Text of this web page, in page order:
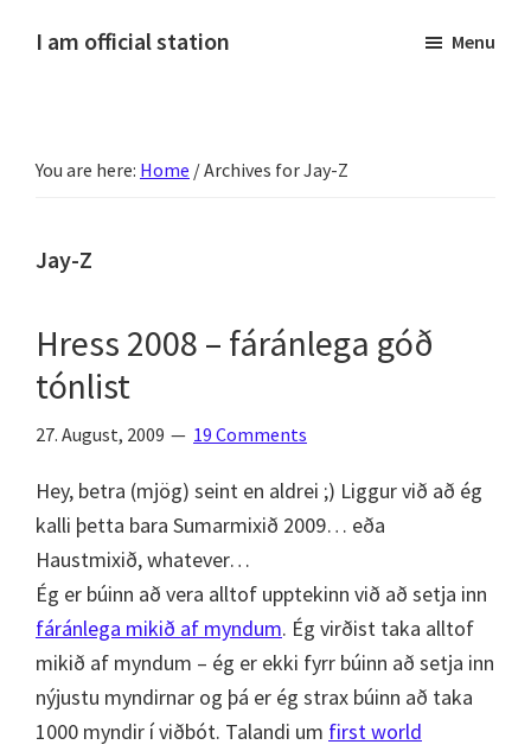
I am official station
fréttir
og
skemmtilegt
:)
Menu
You are here: Home /Archives for Jay-Z
Jay-Z
Hress 2008 – fáránlega góð
tónlist
27. August, 2009 19 Comments
Hey, betra (mjög) seint en aldrei ;) Liggur við að ég
kalli þetta bara Sumarmixið 2009… eða
Haustmixið, whatever…
Ég er búinn að vera alltof upptekinn við að setja inn
fáránlega mikið af myndum. Ég virðist taka alltof
mikið af myndum – ég er ekki fyrr búinn að setja inn
nýjustu myndirnar og þá er ég strax búinn að taka
1000 myndir í viðbót. Talandi um first world